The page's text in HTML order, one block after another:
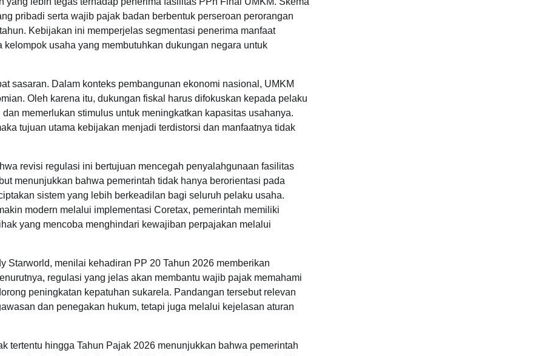
pribadi serta wajib pajak badan berbentuk perseroan perorangan
Kebijakan ini memperjelas segmentasi penerima manfaat
usaha yang membutuhkan dukungan negara untuk
sasaran. Dalam konteks pembangunan ekonomi nasional, UMKM
Oleh karena itu, dukungan fiskal harus difokuskan kepada pelaku
memerlukan stimulus untuk meningkatkan kapasitas usahanya.
tujuan utama kebijakan menjadi terdistorsi dan manfaatnya tidak
revisi regulasi ini bertujuan mencegah penyalahgunaan fasilitas
menunjukkan bahwa pemerintah tidak hanya berorientasi pada
sistem yang lebih berkeadilan bagi seluruh pelaku usaha.
modern melalui implementasi Coretax, pemerintah memiliki
yang mencoba menghindari kewajiban perpajakan melalui
Starworld, menilai kehadiran PP 20 Tahun 2026 memberikan
regulasi yang jelas akan membantu wajib pajak memahami
peningkatan kepatuhan sukarela. Pandangan tersebut relevan
dan penegakan hukum, tetapi juga melalui kejelasan aturan
tertentu hingga Tahun Pajak 2026 menunjukkan bahwa pemerintah